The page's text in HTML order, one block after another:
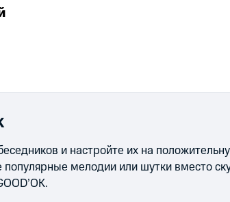
и настройте их на
популярные мелодии или шутки вместо